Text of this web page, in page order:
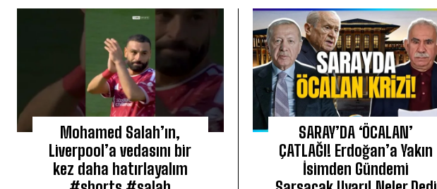
Mohamed Salah’ın,
Liverpool’a vedasını bir
kez daha hatırlayalım
SARAY’DA ‘ÖCALAN’
ÇATLAĞI! Erdoğan’a Yakın
İsimden Gündemi